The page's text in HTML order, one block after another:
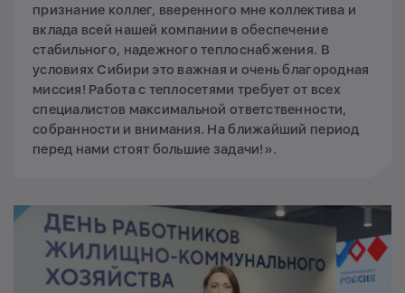
признание коллег, вверенного мне коллектива и
вклада всей нашей компании в обеспечение
стабильного, надежного теплоснабжения. В
условиях Сибири это важная и очень благородная
миссия! Работа с теплосетями требует от всех
специалистов максимальной ответственности,
собранности и внимания. На ближайший период
перед нами стоят большие задачи!».